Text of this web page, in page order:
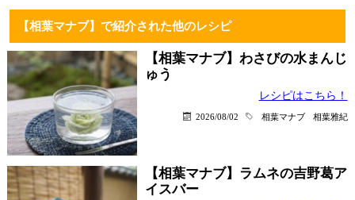
【相葉マナブ】で紹介された他のレシピ
【相葉マナブ】わさびの水まんじ
ゅう
レシピはこちら！
2026/08/02 相葉マナブ 相葉雅紀
【相葉マナブ】ラムネの吉野葛ア
イスバー